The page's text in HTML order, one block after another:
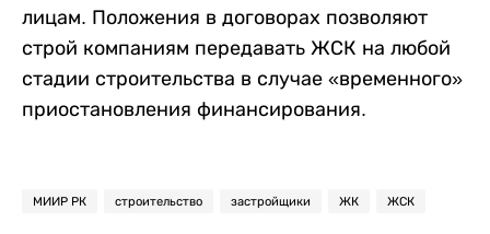
лицам. Положения в договорах позволяют
строй компаниям передавать ЖСК на любой
стадии строительства в случае «временного»
приостановления финансирования.
МИИР РК строительство застройщики ЖК ЖСК